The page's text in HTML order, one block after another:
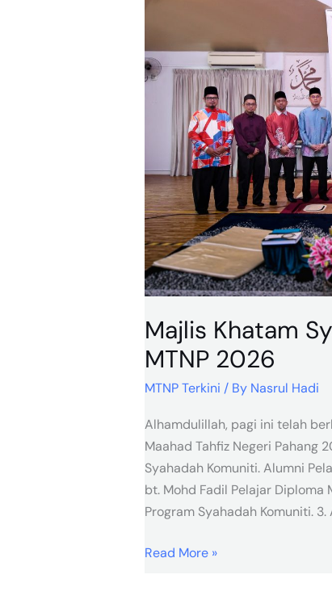
Majlis Khatam
MTNP 2026
MTNP Terkini / By Nasrul Hadi
Alhamdulillah, pagi ini telah
Maahad Tahfiz Negeri Pahang
Syahadah Komuniti. Alumni
bt. Mohd Fadil Pelajar Diploma
Program Syahadah Komuniti.
Juzuk
Al-
Quran
MTNP
Read More »